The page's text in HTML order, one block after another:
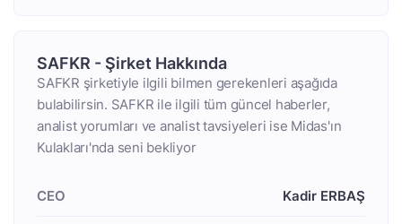
SAFKR - Şirket Hakkında
SAFKR şirketiyle ilgili bilmen gerekenleri aşağıda
bulabilirsin. SAFKR ile ilgili tüm güncel haberler,
analist yorumları ve analist tavsiyeleri ise Midas'ın
Kulakları'nda seni bekliyor
CEO Kadir ERBAŞ